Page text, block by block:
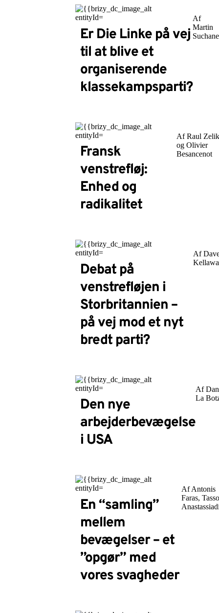
Er Die Linke på vej
til at blive et
organiserende
klassekampsparti?
Af
Martin
Fransk
venstrefløj:
Enhed og
radikalitet
Af Raul Zelik
og Olivier
Besancenot
Debat på
venstrefløjen i
Storbritannien –
på vej mod et nyt
bredt parti?
Af
Den nye
arbejderbevægelse
i USA
Af Dan
La
En “samling”
mellem
bevægelser – et
”opgør” med
vores svagheder
Af Antonis
Faras,